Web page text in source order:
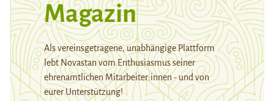
Magazin
Als vereinsgetragene, unabhängige Plattform
lebt Novastan vom Enthusiasmus seiner
ehrenamtlichen Mitarbeiter:innen - und von
eurer Unterstützung!